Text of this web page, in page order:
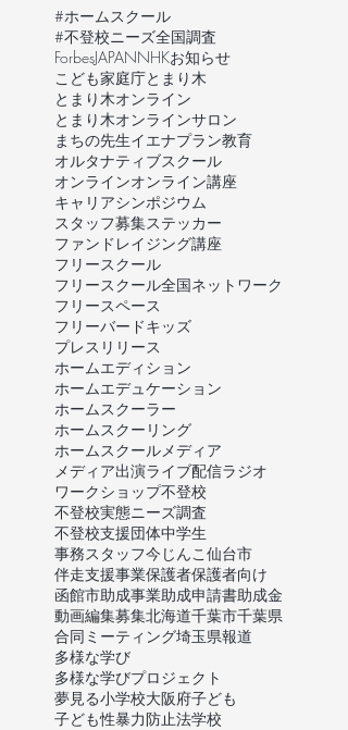
#ホームスクール
#不登校ニーズ全国調査
ForbesJAPANNHKお知らせ
こども家庭庁とまり木
とまり木オンライン
とまり木オンラインサロン
まちの先生イエナプラン教育
オルタナティブスクール
オンラインオンライン講座
キャリアシンポジウム
スタッフ募集ステッカー
ファンドレイジング講座
フリースクール
フリースクール全国ネットワーク
フリースペース
フリーバードキッズ
プレスリリース
ホームエディション
ホームエデュケーション
ホームスクーラー
ホームスクーリング
ホームスクール メディア
メディア出演ライブ配信ラジオ
ワークショップ不登校
不登校実態ニーズ調査
不登校支援団体中学生
事務スタッフ今じんこ 仙台市
伴走支援事業保護者保護者向け
函館市助成事業助成申請書助成金
動画編集募集北海道千葉市千葉県
合同ミーティング埼玉県報道
多様な学び
多様な学びプロジェクト
夢見る小学校大阪府子ども
子ども性暴力防止法学校